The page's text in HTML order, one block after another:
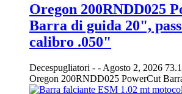
Oregon 200RNDD025
Barra di guida 20",
calibro .050"
Decespugliatori - - Agosto 2, 2026
Oregon 200RNDD025 PowerCut